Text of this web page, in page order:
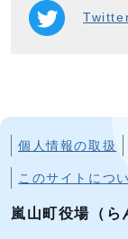
個人情報の取扱
このサイトにつ
嵐山町役場（ら